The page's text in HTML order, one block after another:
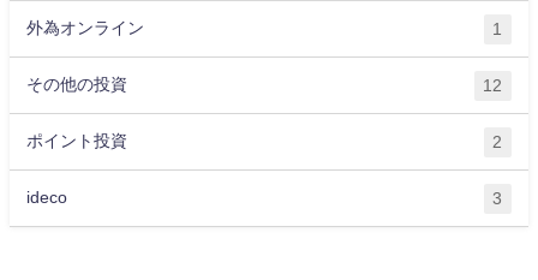
外為オンライン 1
その他の投資 12
ポイント投資 2
ideco 3